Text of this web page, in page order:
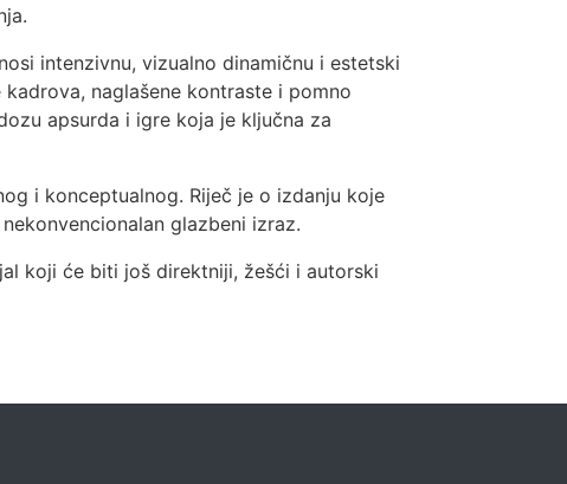
intenzivnu, vizualno dinamičnu i estetski
naglašene kontraste i pomno
apsurda i igre koja je ključna za
i konceptualnog. Riječ je o izdanju koje
glazbeni izraz.
koji će biti još direktniji, žešći i autorski